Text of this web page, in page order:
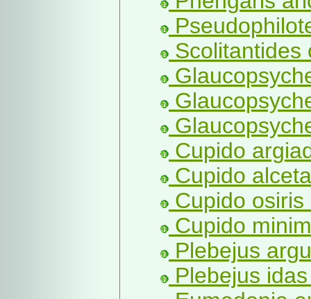
Scolitantides
Cupido
Cupido
Cupido osiris
Cupido
Plebejus
Plebejus